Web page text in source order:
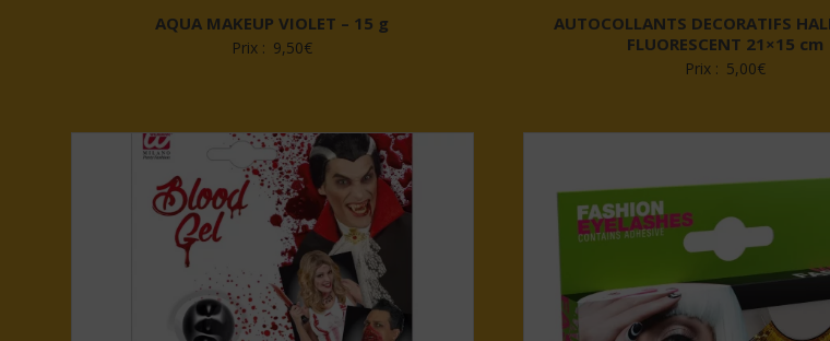
AQUA MAKEUP VIOLET – 15 g
Prix : 9,50€
AUTOCOLLANTS DECORATIFS
FLUORESCENT 21×15 cm
Prix : 5,00€